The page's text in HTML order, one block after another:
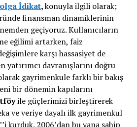
İdikat,konuyla ilgili olarak;
finansman dinamiklerinin
geçiyoruz. Kullanıcıların
eğilimi artarken, faiz
karşı hassasiyet de
yatırımcı davranışlarını doğru
gayrimenkule farklı bir bakış
bir dönemin kapılarını
ile güçlerimizi birleştirerek
ve veriye dayalı ilk gayrimenkul
kurduk. 2006’dan bu yana sahip